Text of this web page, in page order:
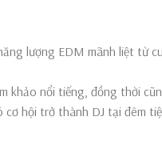
lượng EDM mãnh liệt từ
khảo nổi tiếng, đồng thời
cơ hội trở thành DJ tại đêm